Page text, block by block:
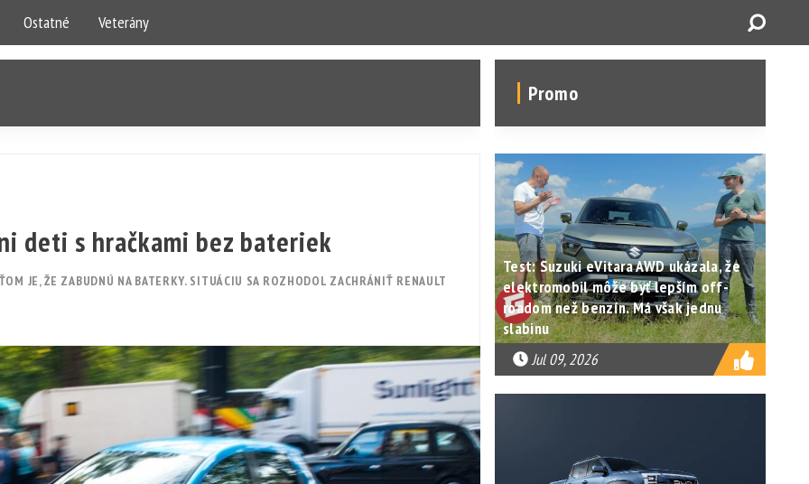
Ostatné Veterány
deti s hračkami bez bateriek
JE, ŽE ZABUDNÚ NA BATERKY. SITUÁCIU SA ROZHODOL ZACHRÁNIŤ RENAULT
Promo
Test: Suzuki eVitara AWD ukázala, že
elektromobil môže byť lepším off-
roadom než benzín. Má však jednu
slabinu
Jul 09, 2026